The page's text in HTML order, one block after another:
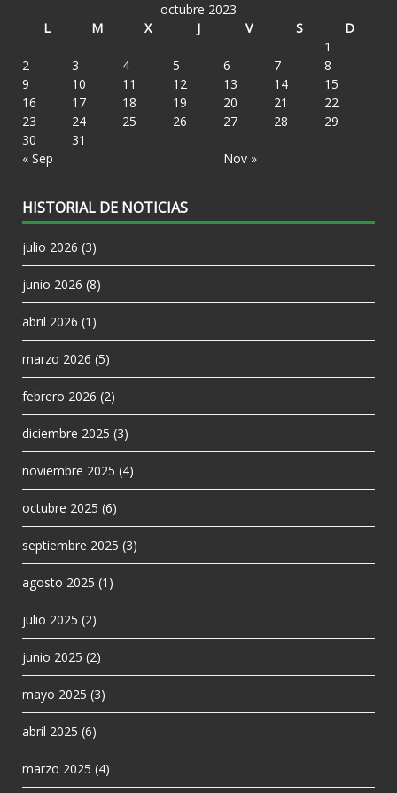
octubre 2023
L
M X J V S D
« Sep Nov »
1
2
3 4 5 6 7
8
9
10 11 12 13 14
15
16
17 18 19 20 21
22
23
24 25 26 27 28
29
30
31
HISTORIAL DE NOTICIAS
julio 2026 (3)
junio 2026 (8)
abril 2026 (1)
marzo 2026 (5)
febrero 2026 (2)
diciembre 2025 (3)
noviembre 2025 (4)
octubre 2025 (6)
septiembre 2025 (3)
agosto 2025 (1)
julio 2025 (2)
junio 2025 (2)
mayo 2025 (3)
abril 2025 (6)
marzo 2025 (4)